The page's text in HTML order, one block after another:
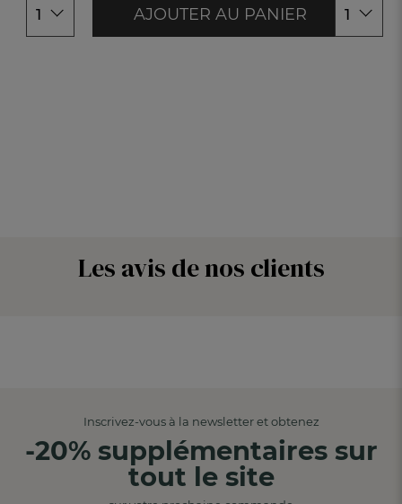
1 AJOUTER AU PANIER 1
Les avis de nos clients
Inscrivez-vous à la newsletter et obtenez
-20% supplémentaires sur
tout le site